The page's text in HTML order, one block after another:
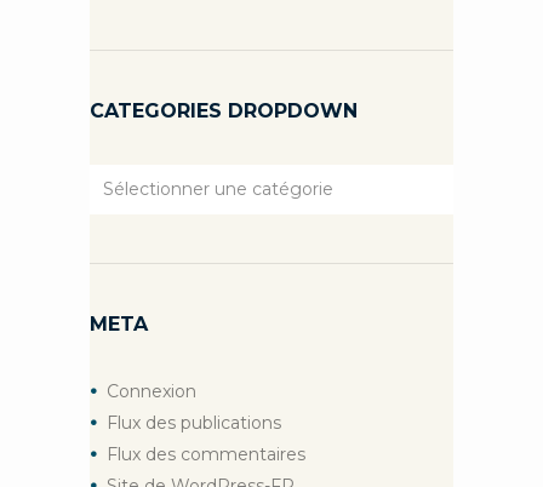
CATEGORIES DROPDOWN
Categories
META
Connexion
Flux des publications
Flux des commentaires